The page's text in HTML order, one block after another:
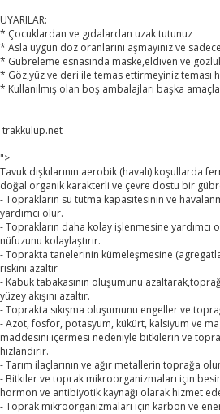
UYARILAR:
* Çocuklardan ve gıdalardan uzak tutunuz
* Asla uygun doz oranlarını aşmayınız ve
* Gübreleme esnasında maske,eldiven ve
* Göz,yüz ve deri ile temas ettirmeyiniz teması
* Kullanılmış olan boş ambalajları başka
trakkulup.net
">
Tavuk dışkılarının aerobik (havalı) koşullarda
doğal organik karakterli ve çevre dostu bir
- Toprakların su tutma kapasitesinin ve
yardımcı olur.
- Toprakların daha kolay işlenmesine
nüfuzunu kolaylaştırır.
- Toprakta tanelerinin kümeleşmesine
riskini azaltır
- Kabuk tabakasının oluşumunu
yüzey akışını azaltır.
- Toprakta sıkışma oluşumunu engeller ve
- Azot, fosfor, potasyum, kükürt, kalsiyum ve
maddesini içermesi nedeniyle bitkilerin ve
hızlandırır.
- Tarım ilaçlarının ve ağır metallerin toprağa
- Bitkiler ve toprak mikroorganizmaları için
hormon ve antibiyotik kaynağı olarak hizmet
- Toprak mikroorganizmaları için karbon ve